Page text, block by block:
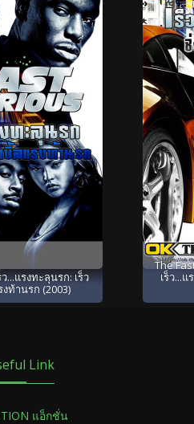
...แรงทะลุนรก: เร็ว
ท้านรก (2003)
The
เร็ว...
Link
แอ็กชั่น